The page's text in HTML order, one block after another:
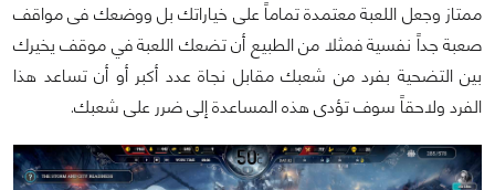
ممتاز وجعل اللعبة معتمدة تماماً على خياراتك بل ووضعك فى مواقف
صعبة جداً نفسية فمثلا من الطبيع أن تضعك اللعبة في موقف يخيرك
بين التضحية بفرد من شعبك مقابل نجاة عدد أكبر أو أن تساعد هذا
الفرد ولاحقاً سوف تؤدى هذه المساعدة إلى ضرر على شعبك.